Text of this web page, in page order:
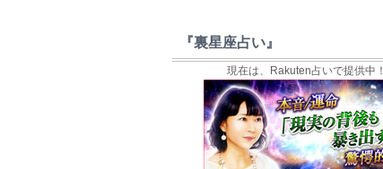
『裏星座占い』
現在は、Rakuten占いで提供中！